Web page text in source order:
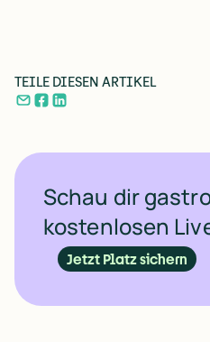
TEILE DIESEN ARTIKEL
Schau dir
kostenlosen
Jetzt Platz sichern